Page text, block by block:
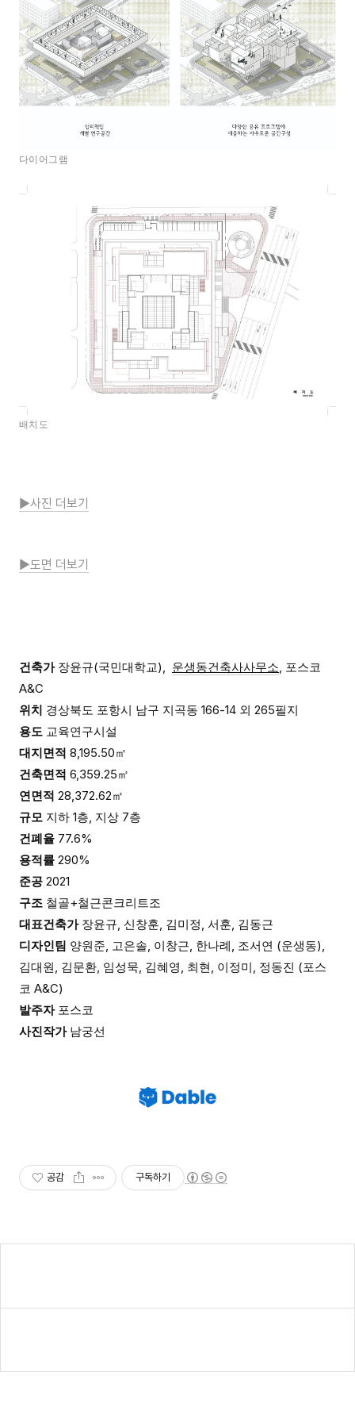
다이어그램
배치도
▶사진 더보기
▶도면 더보기
건축가장윤규(국민대학교), 운생동건축사사무소, 포스코
A&C
위치 경상북도 포항시 남구 지곡동 166-14 외 265필지
용도 교육연구시설
대지면적 8,195.50㎡
건축면적 6,359.25㎡
연면적 28,372.62㎡
규모 지하 1층, 지상 7층
건폐율 77.6%
용적률 290%
준공 2021
구조 철골+철근콘크리트조
대표건축가장윤규, 신창훈, 김미정, 서훈, 김동근
디자인팀 양원준, 고은솔, 이창근, 한나례, 조서연 (운생동),
김대원, 김문환, 임성묵, 김혜영, 최현, 이정미, 정동진 (포스
코 A&C)
발주자포스코
사진작가 남궁선
공감 구독하기